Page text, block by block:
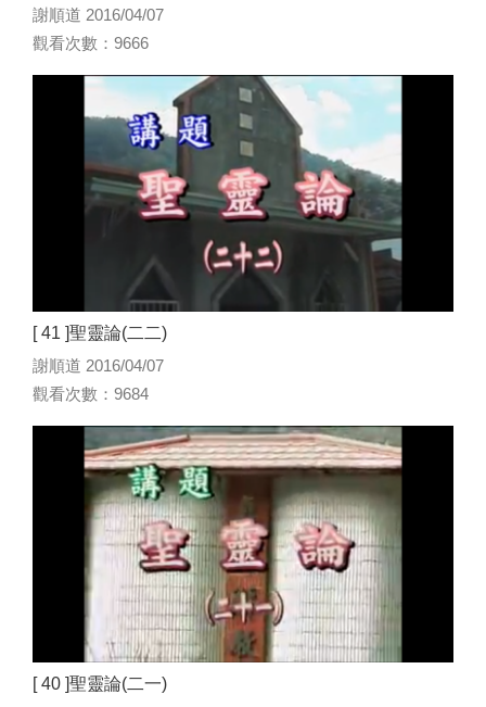
謝順道 2016/04/07
觀看次數：9666
[ 41 ]聖靈論(二二)
謝順道 2016/04/07
觀看次數：9684
[ 40 ]聖靈論(二一)